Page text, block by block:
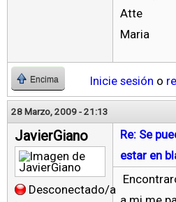
Atte
Maria
Encima Inicie sesión o
28 Marzo, 2009 - 21:13
JavierGiano
Desconectado/a
Re: Se
estar en